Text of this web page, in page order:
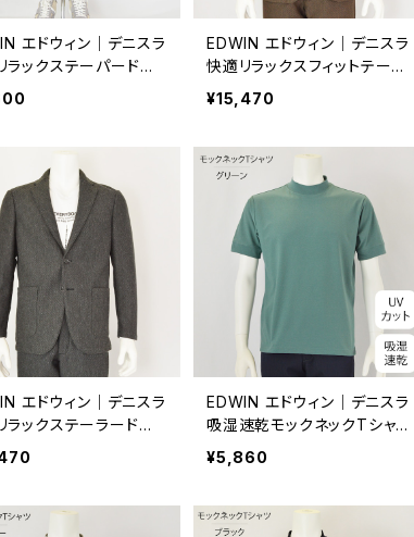
エドウィン｜デニスラ
ラックステーパードパ
メンズ edb107 D.ブラ
EDWIN エドウィン｜デニスラ
快適リラックスフィットテーラ
ードジャケット｜メンズ edb
810 D.ブラウン
¥15,470
エドウィン｜デニスラ
ラックステーラードジ
ト｜メンズ edb810 C.
EDWIN エドウィン｜デニスラ
吸湿速乾モックネックTシャ
ツ｜UVカット ストレッチ メン
ズ EDB607 グリーン
¥5,860